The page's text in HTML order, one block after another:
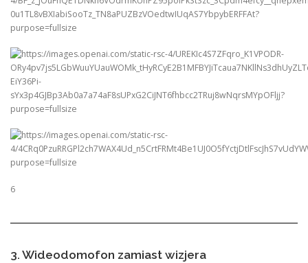
6
3. Wideodomofon zamiast wizjera